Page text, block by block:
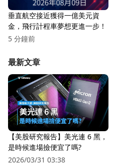
垂直航空接近獲得一億美元資
金，飛行計程車夢想更進一步！
5 分鐘前
最新文章
【美股研究報告】美光連 6 黑，
是時候進場撿便宜了嗎?
2026/03/31 03:38